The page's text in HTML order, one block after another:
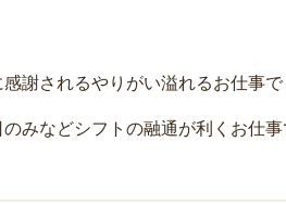
謝されるやりがい溢れるお仕事で
みなどシフトの融通が利くお仕事